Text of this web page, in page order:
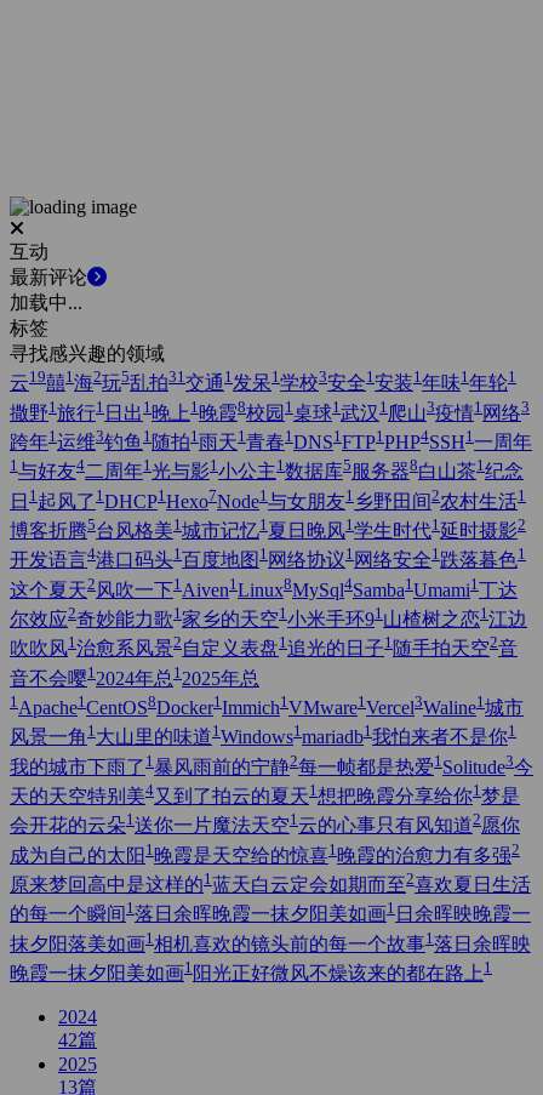
互动
最新评论
加载中...
标签
寻找感兴趣的领域
云19囍1海2玩5乱拍31交通 1发呆1学校3安全1安装1年味1年轮1
撒野1 旅行1 日出 1 晚上 1 晚霞8校园 1 桌球1 武汉 1 爬山3疫情1 网络3
跨年1 运维3钓鱼 1 随拍1 雨天1 青春1 DNS1 FTP1 PHP4SSH1 一周年
1 与好友4二周年1 光与影1 小公主1 数据库5 服务器8白山茶1 纪念
日 1 起风了 1 DHCP1 Hexo7Node1 与女朋友1 乡野田间 2农村生活1
博客折腾5台风格美1 城市记忆1 夏日晚风1 学生时代1 延时摄影2
开发语言4港口码头1 百度地图 1 网络协议1 网络安全1 跌落暮色1
这个夏天2 风吹一下1 Aiven1 Linux8MySql4Samba1 Umami1 丁达
尔效应2奇妙能力歌1 家乡的天空1 小米手环91 山楂树之恋1 江边
吹吹风1 治愈系风景2 自定义表盘1 追光的日子1 随手拍天空2音
音不会嘤1 2024年总 1 2025年总
1 Apache1 CentOS8Docker1 Immich1 VMware1 Vercel3Waline1 城市
风景一角 1 大山里的味道1 Windows1 mariadb1 我怕来者不是你1
我的城市下雨了 1 暴风雨前的宁静2每一帧都是热爱1 Solitude3今
天的天空特别美4又到了拍云的夏天1 想把晚霞分享给你1 梦是
会开花的云朵1 送你一片魔法天空1 云的心事只有风知道2愿你
成为自己的太阳 1 晚霞是天空给的惊喜1 晚霞的治愈力有多强2
原来梦回高中是这样的1 蓝天白云定会如期而至2喜欢夏日生活
的每一个瞬间 1 落日余晖晚霞一抹夕阳美如画1 日余晖映晚霞一
抹夕阳落美如画1 相机喜欢的镜头前的每一个故事1 落日余晖映
晚霞一抹夕阳美如画1 阳光正好微风不燥该来的都在路上 1
2024
42篇
2025
13篇